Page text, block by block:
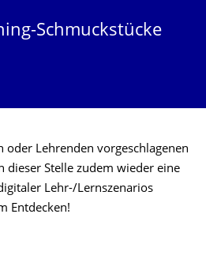
Schmuckstücke
oder Lehrenden vorgeschlagenen
dieser Stelle zudem wieder eine
Lehr-/Lernszenarios
Entdecken!